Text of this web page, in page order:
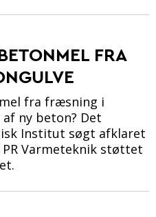
FRA
fra fræsning i
ny beton? Det
Institut søgt afklaret
Varmeteknik støttet